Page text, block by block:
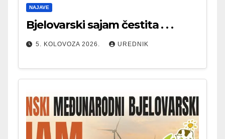
NAJAVE
Bjelovarski sajam čestita . . .
5. KOLOVOZA 2026. UREDNIK